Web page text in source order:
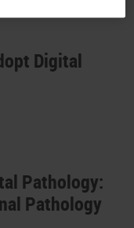
Digital
Pathology:
Pathology